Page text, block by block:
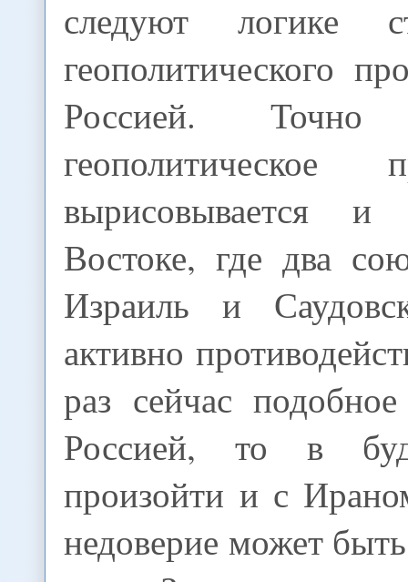
следуют логике
геополитического
Россией.
геополитическое
вырисовывается
Востоке, где два
Израиль и
активно
раз сейчас
Россией, то в
произойти и с
недоверие может